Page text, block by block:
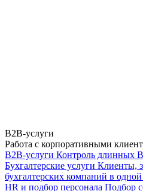
B2B-услуги
Работа с корпоративными
B2B-услуги Контроль длинных
Бухгалтерские услуги Клиенты,
бухгалтерских компаний в
HR и подбор персонала Подбор